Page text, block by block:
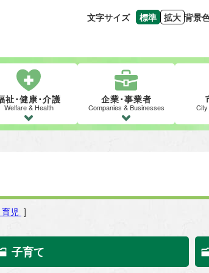
文字サイズ 標準
文字の大きさを
拡大
文字を大き
背景
祉･健康･介護
Welfare & Health
企業･事業者
Companies & Businesses
児 ]
子育て